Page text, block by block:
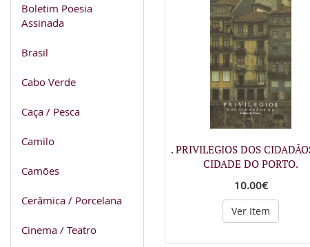
Boletim Poesia
Assinada
Brasil
Cabo Verde
Caça / Pesca
Camilo
Camões
Cerâmica / Porcelana
Cinema / Teatro
. PRIVILEGIOS DOS
CIDADE DO PORTO.
10.00€
Ver Item